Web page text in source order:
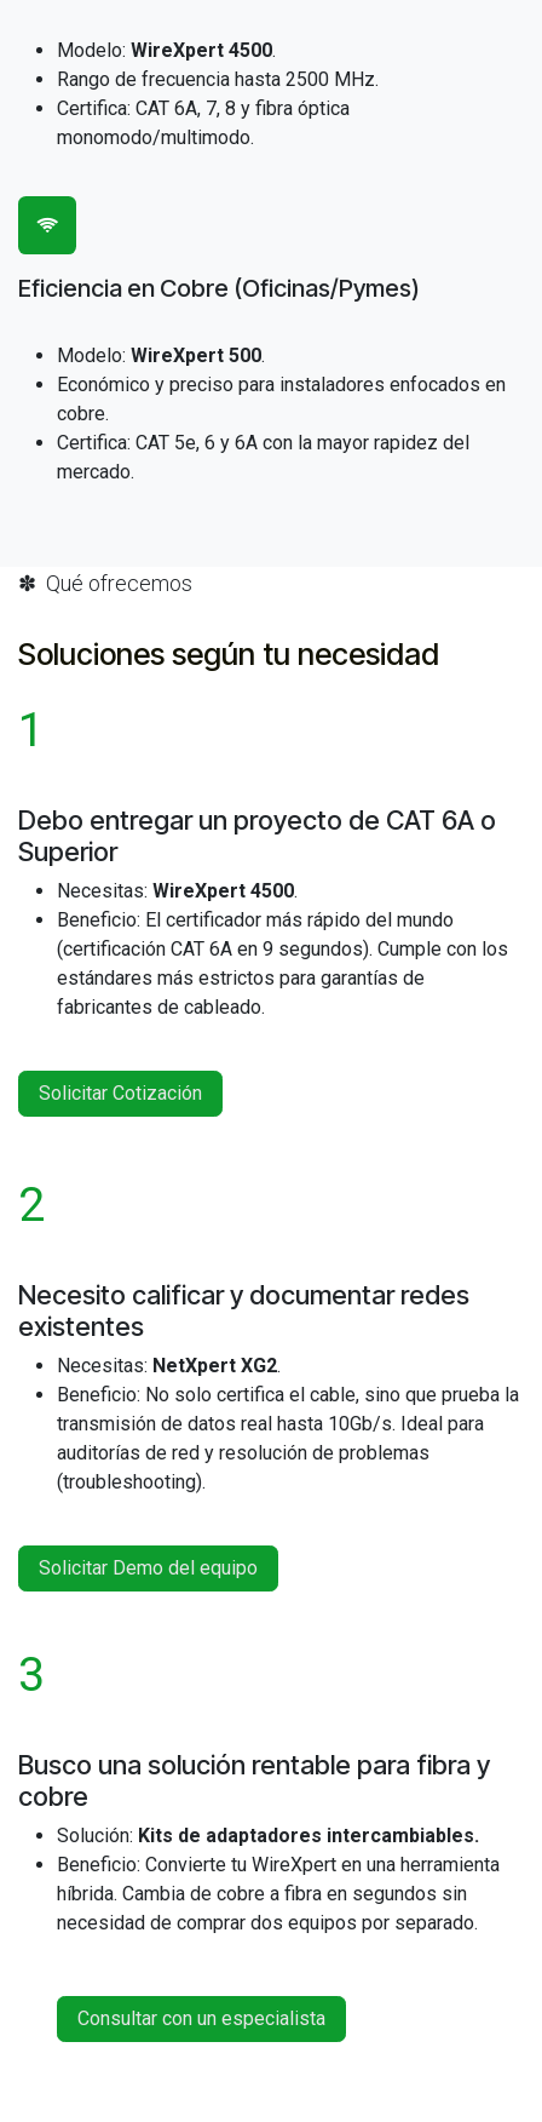
Modelo: WireXpert 4500.
Rango de frecuencia hasta 2500 MHz.
Certifica: CAT 6A, 7, 8 y fibra óptica
monomodo/multimodo.
Eficiencia en Cobre (Oficinas/Pymes)
Modelo: WireXpert 500.
Económico y preciso para instaladores enfocados en
cobre.
Certifica: CAT 5e, 6 y 6A con la mayor rapidez del
mercado.
✽ Qué ofrecemos
Soluciones según tu necesidad
1
Debo entregar un proyecto de CAT 6A o
Superior ​
Necesitas: WireXpert 4500.
Beneficio: El certificador más rápido del mundo
(certificación CAT 6A en 9 segundos). Cumple con los
estándares más estrictos para garantías de
fabricantes de cableado.
Solicitar Cotización
2
Necesito calificar y documentar redes
existentes
Necesitas: NetXpert XG2.
Beneficio: No solo certifica el cable, sino que prueba la
transmisión de datos real hasta 10Gb/s. Ideal para
auditorías de red y resolución de problemas
(troubleshooting).
Solicitar Demo del equipo
3
Busco una solución rentable para fibra y
cobre
Solución: Kits de adaptadores intercambiables.
Beneficio: Convierte tu WireXpert en una herramienta
híbrida. Cambia de cobre a fibra en segundos sin
necesidad de comprar dos equipos por separado.
Consultar con un especialista